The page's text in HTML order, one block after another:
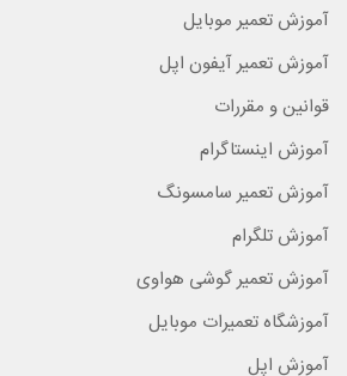
آموزش تعمیر موبایل
آموزش تعمیر آیفون اپل
قوانین و مقررات
آموزش اینستاگرام
آموزش تعمیر سامسونگ
آموزش تلگرام
آموزش تعمیر گوشی هواوی
آموزشگاه تعمیرات موبایل
آموزش اپل